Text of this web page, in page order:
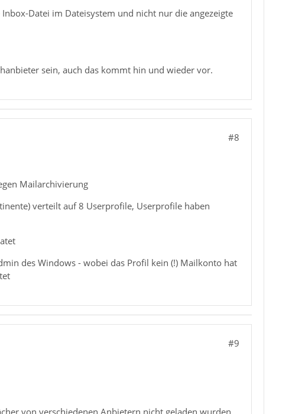
Datei im Dateisystem und nicht nur die angezeigte
sein, auch das kommt hin und wieder vor.
#8
Mailarchivierung
verteilt auf 8 Userprofile, Userprofile haben
des Windows - wobei das Profil kein (!) Mailkonto hat
#9
von verschiedenen Anbietern nicht geladen wurden.